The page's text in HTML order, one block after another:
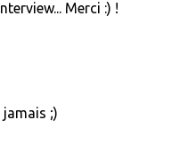
Merci :) !
;)